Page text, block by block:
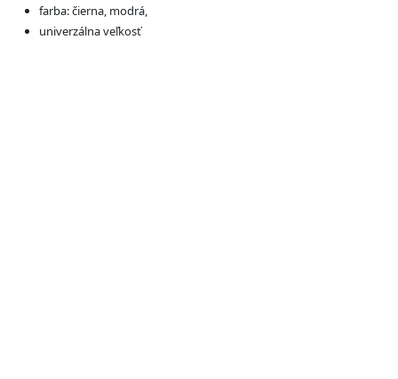
farba: čierna, modrá,
univerzálna veľkosť